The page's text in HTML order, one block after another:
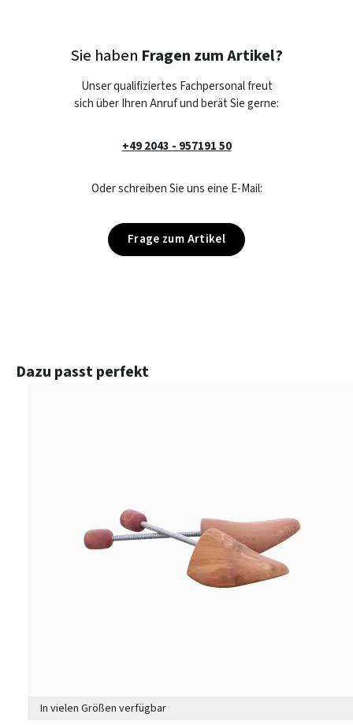
Sie haben Fragen zum Artikel?
Unser qualifiziertes Fachpersonal freut
sich über Ihren Anruf und berät Sie gerne:
+49 2043 - 957191 50
Oder schreiben Sie uns eine E-Mail:
Frage zum Artikel
Produktgalerie überspringen
Dazu passt perfekt
In vielen Größen verfügbar